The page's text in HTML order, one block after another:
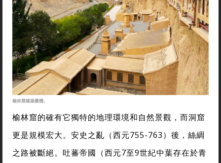
榆林窟建築量體。
榆林窟的確有它獨特的地理環境和自然景觀，而洞窟
更是規模宏大。安史之亂（西元755-763）後，絲綢
之路被斷絕。吐蕃帝國（西元7至9世紀中葉存在於青